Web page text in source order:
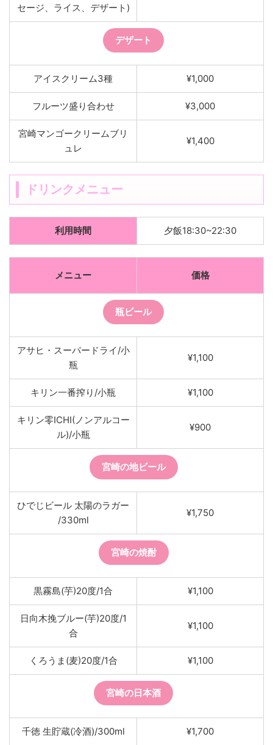
セージ、ライス、デザート)
デザート
アイスクリーム3種 ¥1,000
フルーツ盛り合わせ ¥3,000
宮崎マンゴークリームブリ
ュレ
¥1,400
ドリンクメニュー
利用時間 夕飯18:30~22:30
メニュー 価格
瓶ビール
アサヒ・スーパードライ/小
瓶
¥1,100
キリン一番搾り/小瓶 ¥1,100
キリン零ICHI(ノンアルコー
ル)/小瓶
¥900
宮崎の地ビール
ひでじビール 太陽のラガー
/330ml
¥1,750
宮崎の焼酎
黒霧島(芋)20度/1合 ¥1,100
日向木挽ブルー(芋)20度/1
合
¥1,100
くろうま(麦)20度/1合 ¥1,100
宮崎の日本酒
千徳 生貯蔵(冷酒)/300ml ¥1,700